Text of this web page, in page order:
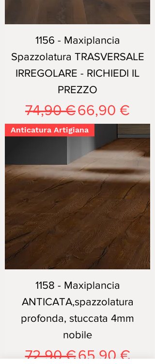
1156 - Maxiplancia
Spazzolatura TRASVERSALE
IRREGOLARE - RICHIEDI IL
PREZZO
Prezzo regolare
74,90 €Prezzo
66,90 €
Anticatura Artigiana
1158 - Maxiplancia
ANTICATA,spazzolatura
profonda, stuccata 4mm
nobile
Prezzo regolare
72,90 €Prezzo
65,90 €